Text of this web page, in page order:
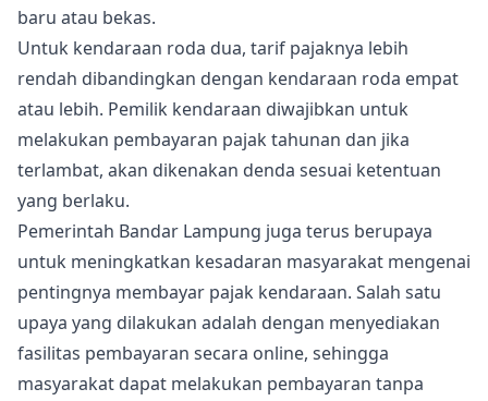
baru atau bekas.
Untuk kendaraan roda dua, tarif pajaknya lebih
rendah dibandingkan dengan kendaraan roda empat
atau lebih. Pemilik kendaraan diwajibkan untuk
melakukan pembayaran pajak tahunan dan jika
terlambat, akan dikenakan denda sesuai ketentuan
yang berlaku.
Pemerintah Bandar Lampung juga terus berupaya
untuk meningkatkan kesadaran masyarakat mengenai
pentingnya membayar pajak kendaraan. Salah satu
upaya yang dilakukan adalah dengan menyediakan
fasilitas pembayaran secara online, sehingga
masyarakat dapat melakukan pembayaran tanpa